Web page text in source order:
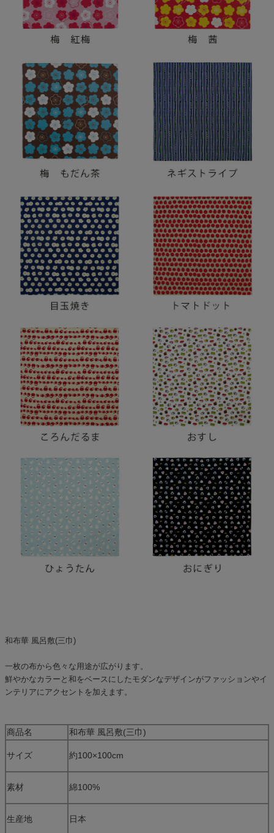
和布華 風呂敷(三巾)
一枚の布から色々な用途が広がります。
鮮やかなカラーと和をベースにしたモダンなデザインがファッションやイ
ンテリアにアクセントを加えます。
商品名 和布華 風呂敷(三巾)
サイズ 約100×100cm
素材 綿100%
生産地 日本